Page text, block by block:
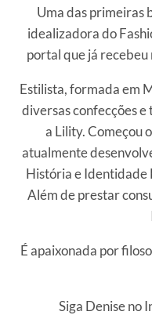
Uma das primeiras
idealizadora do
portal que já recebeu
Estilista, formada em
diversas confecções
a Lility. Começou
atualmente
História e Identidade
Além de prestar
É apaixonada por
Siga Denise no